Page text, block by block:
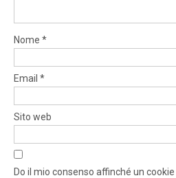
Nome *
Email *
Sito web
Do il mio consenso affinché un